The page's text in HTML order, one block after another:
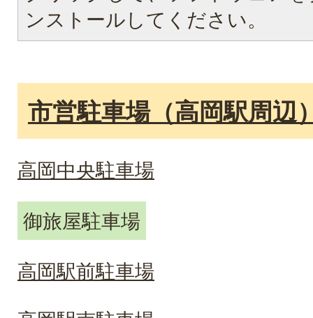
ンストールしてください。
市営駐車場（高岡駅周辺
高岡中央駐車場
御旅屋駐車場
高岡駅前駐車場